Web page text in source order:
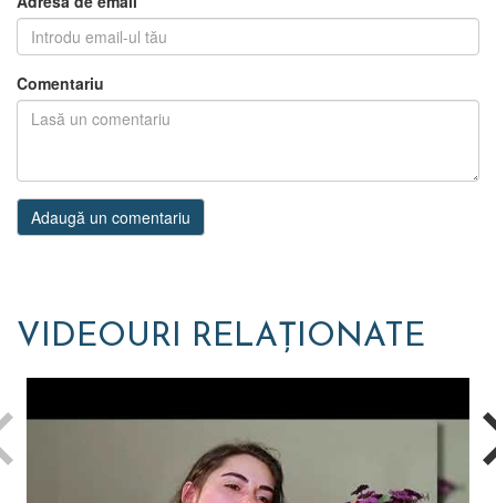
Comentariu
Adaugă un comentariu
VIDEOURI RELAȚIONATE